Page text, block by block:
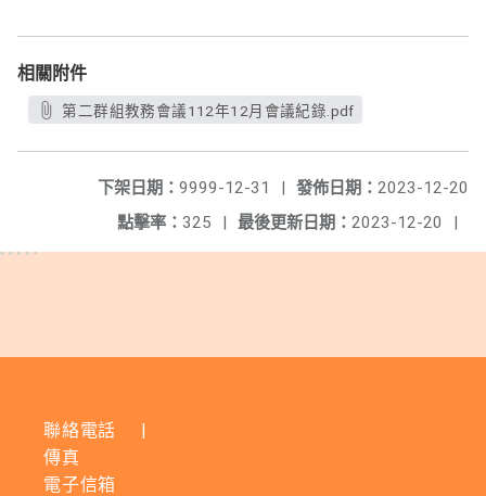
相關附件
第二群組教務會議112年12月會議紀錄.pdf
發佈日期： 2023-12-20
下架日期： 9999-12-31
|
最後更新日期： 2023-12-20 |
點擊率： 325 |
聯絡電話
|
傳真
電子信箱